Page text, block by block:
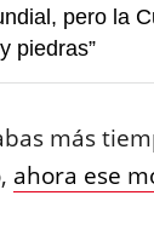
pero la
piedras”
más
ahora ese